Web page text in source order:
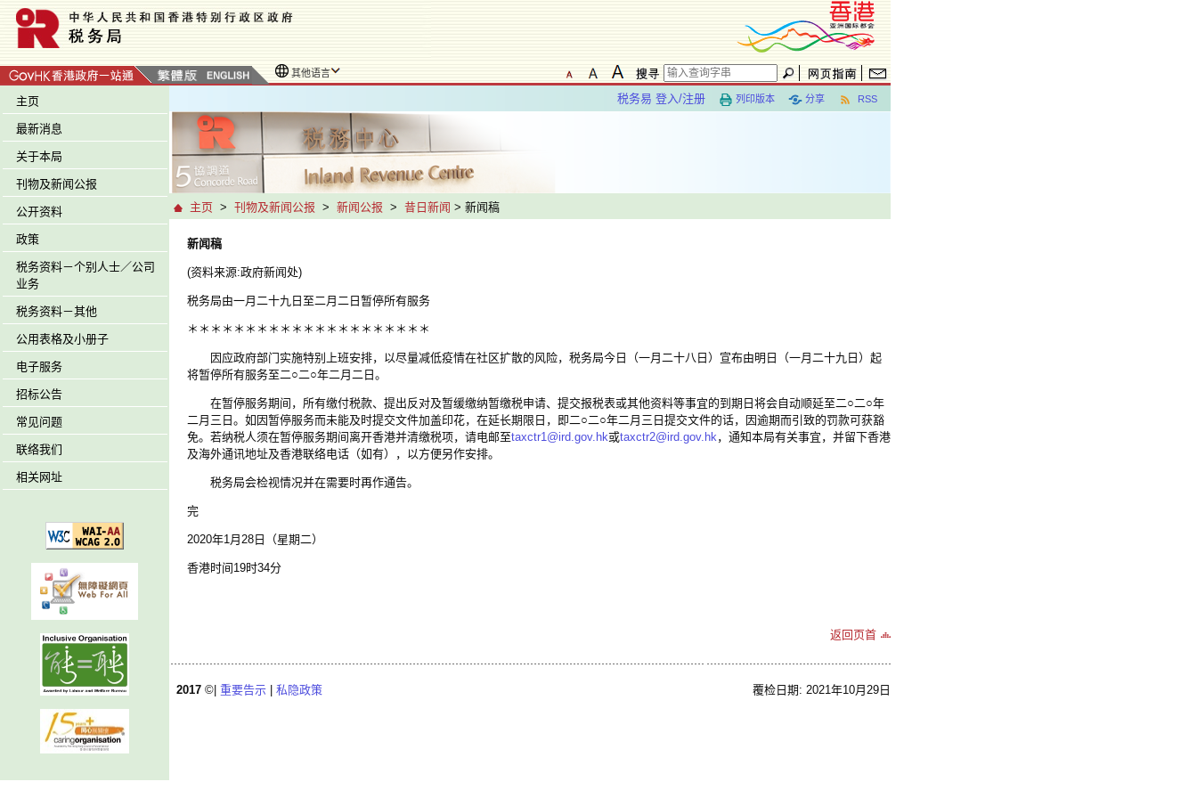
其他语言
主页
最新消息
关于本局
刊物及新闻公报
公开资料
政策
税务资料－个别人士／公司
业务
税务资料－其他
公用表格及小册子
电子服务
招标公告
常见问题
联络我们
相关网址
RSS
分享
列印版本
税务易 登入/注册
主页 > 刊物及新闻公报 > 新闻公报 > 昔日新闻 > 新闻稿
新闻稿
(资料来源:政府新闻处)
税务局由一月二十九日至二月二日暂停所有服务
＊＊＊＊＊＊＊＊＊＊＊＊＊＊＊＊＊＊＊＊＊
因应政府部门实施特别上班安排，以尽量减低疫情在社区扩散的风险，税务局今日（一月二十八日）宣布由明日（一月二十九日）起
将暂停所有服务至二○二○年二月二日。
在暂停服务期间，所有缴付税款、提出反对及暂缓缴纳暂缴税申请、提交报税表或其他资料等事宜的到期日将会自动顺延至二○二○年
二月三日。如因暂停服务而未能及时提交文件加盖印花，在延长期限日，即二○二○年二月三日提交文件的话，因逾期而引致的罚款可获豁
免。若纳税人须在暂停服务期间离开香港并清缴税项，请电邮至taxctr1@ird.gov.hk或taxctr2@ird.gov.hk，通知本局有关事宜，并留下香港
及海外通讯地址及香港联络电话（如有），以方便另作安排。
税务局会检视情况并在需要时再作通告。
完
2020年1月28日（星期二）
香港时间19时34分
返回页首
2017 ©| 重要告示 私隐政策 覆检日期: 2021年10月29日